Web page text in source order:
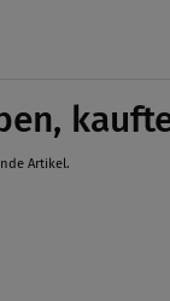
Artikel.